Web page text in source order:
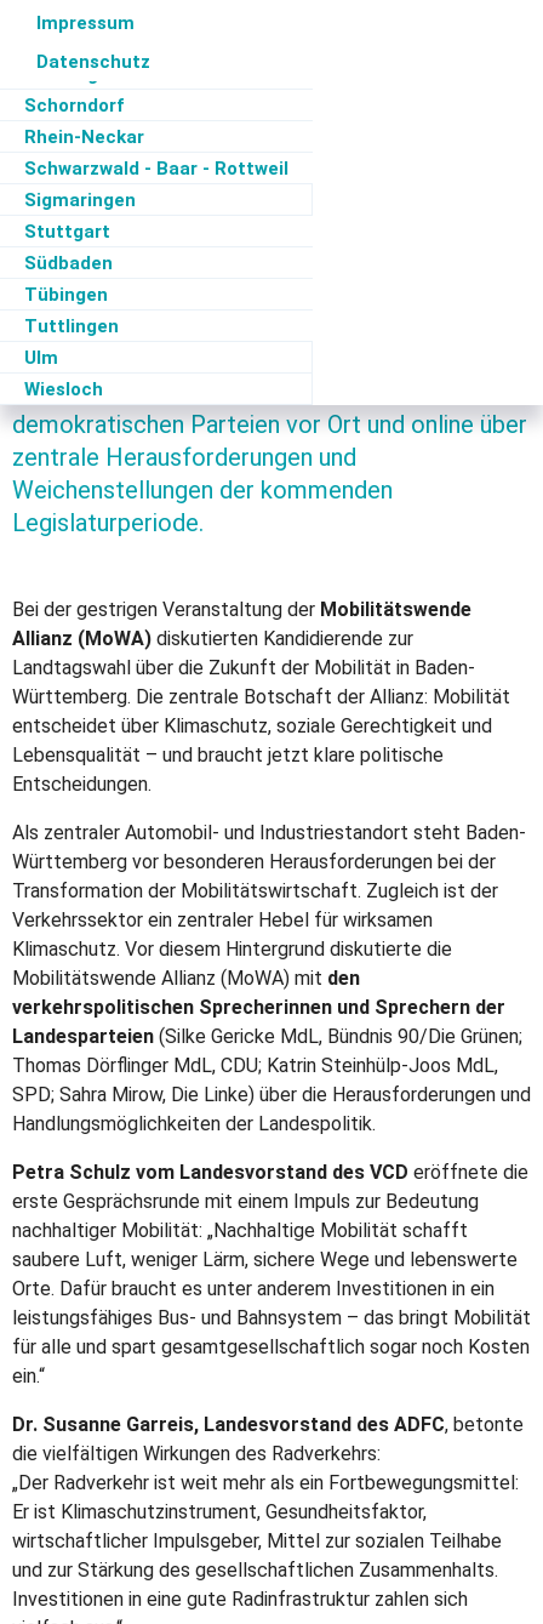
Impressum
Datenschutz
Pforzheim/Enz
Reutlingen
Schorndorf
Rhein-Neckar
Schwarzwald - Baar - Rottweil
Sigmaringen
Stuttgart
Südbaden
Tübingen
Tuttlingen
Ulm
Wiesloch
klare Weichenstellung
zur Landtagswahl
Am Donnerstag, 22. Januar 2026, fand im DGB-
Haus in Stuttgart eine gut besuchte
Diskussionsveranstaltung zur Landtagswahl in
Baden-Württemberg statt. Unter dem Titel
„Mobilität der Zukunft“ diskutierten die
verkehrspolitischen Sprecher*innen der
demokratischen Parteien vor Ort und online über
zentrale Herausforderungen und
Weichenstellungen der kommenden
Legislaturperiode.
Bei der gestrigen Veranstaltung der Mobilitätswende
Allianz (MoWA) diskutierten Kandidierende zur
Landtagswahl über die Zukunft der Mobilität in Baden-
Württemberg. Die zentrale Botschaft der Allianz: Mobilität
entscheidet über Klimaschutz, soziale Gerechtigkeit und
Lebensqualität – und braucht jetzt klare politische
Entscheidungen.
Als zentraler Automobil- und Industriestandort steht Baden-
Württemberg vor besonderen Herausforderungen bei der
Transformation der Mobilitätswirtschaft. Zugleich ist der
Verkehrssektor ein zentraler Hebel für wirksamen
Klimaschutz. Vor diesem Hintergrund diskutierte die
Mobilitätswende Allianz (MoWA) mit den
verkehrspolitischen Sprecherinnen und Sprechern der
Landesparteien (Silke Gericke MdL, Bündnis 90/Die Grünen;
Thomas Dörflinger MdL, CDU; Katrin Steinhülp-Joos MdL,
SPD; Sahra Mirow, Die Linke) über die Herausforderungen und
Handlungsmöglichkeiten der Landespolitik.
Petra Schulz vom Landesvorstand des VCD eröffnete die
erste Gesprächsrunde mit einem Impuls zur Bedeutung
nachhaltiger Mobilität: „Nachhaltige Mobilität schafft
saubere Luft, weniger Lärm, sichere Wege und lebenswerte
Orte. Dafür braucht es unter anderem Investitionen in ein
leistungsfähiges Bus- und Bahnsystem – das bringt Mobilität
für alle und spart gesamtgesellschaftlich sogar noch Kosten
ein.“
Dr. Susanne Garreis, Landesvorstand des ADFC, betonte
die vielfältigen Wirkungen des Radverkehrs:
„Der Radverkehr ist weit mehr als ein Fortbewegungsmittel:
Er ist Klimaschutzinstrument, Gesundheitsfaktor,
wirtschaftlicher Impulsgeber, Mittel zur sozialen Teilhabe
und zur Stärkung des gesellschaftlichen Zusammenhalts.
Investitionen in eine gute Radinfrastruktur zahlen sich